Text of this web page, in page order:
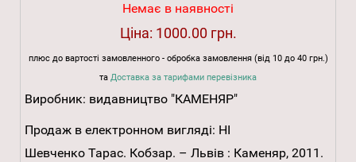
Немає в наявності
Ціна: 1000.00 грн.
плюс до вартості замовленного - обробка замовлення (від 10 до 40 грн.)
та Доставка за тарифами перевізника
Виробник: видавництво "КАМЕНЯР"
Продаж в електронном вигляді: НІ
Шевченко Тарас. Кобзар. – Львів : Каменяр, 2011.